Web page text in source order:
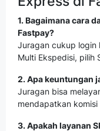
1. Bagaimana cara
Fastpay?
Juragan cukup login
Multi Ekspedisi, pilih
2. Apa keuntungan
Juragan bisa
mendapatkan komisi
3. Apakah layanan